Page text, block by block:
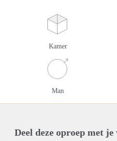
Kamer
Man
Deel deze oproep met